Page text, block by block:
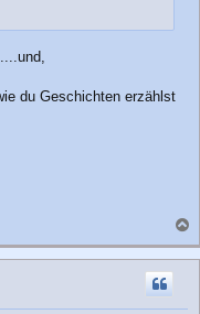
.....und,
du Geschichten erzählst
a
c